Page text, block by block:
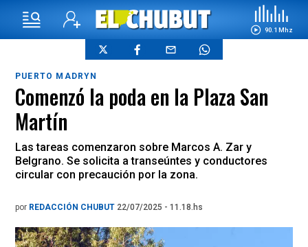
90.1 Mhz
PUERTO MADRYN
Comenzó la poda en la Plaza San
Martín
Las tareas comenzaron sobre Marcos A. Zar y
Belgrano. Se solicita a transeúntes y conductores
circular con precaución por la zona.
por REDACCIÓN CHUBUT 22/07/2025 - 11.18.hs